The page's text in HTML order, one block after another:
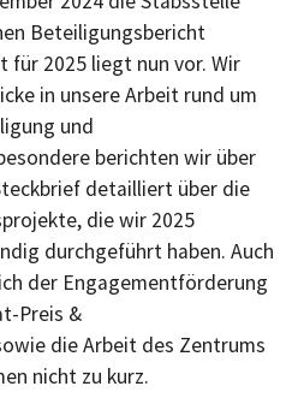
Beteiligungsbericht
für 2025 liegt nun vor. Wir
in unsere Arbeit rund um
und
berichten wir über
detailliert über die
die wir 2025
durchgeführt haben. Auch
der Engagementförderung
Preis &
die Arbeit des Zentrums
nicht zu kurz.